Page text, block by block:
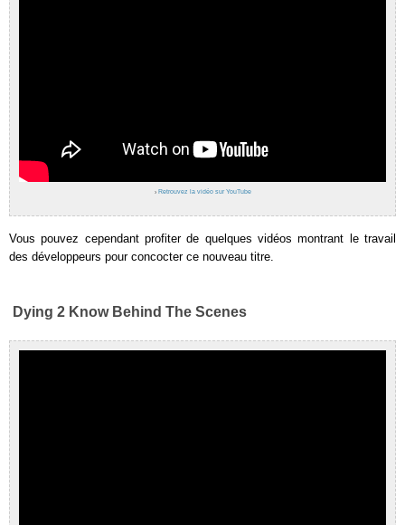
› Retrouvez la vidéo sur YouTube
Vous pouvez cependant profiter de quelques vidéos montrant le travail
des développeurs pour concocter ce nouveau titre.
Dying 2 Know Behind The Scenes